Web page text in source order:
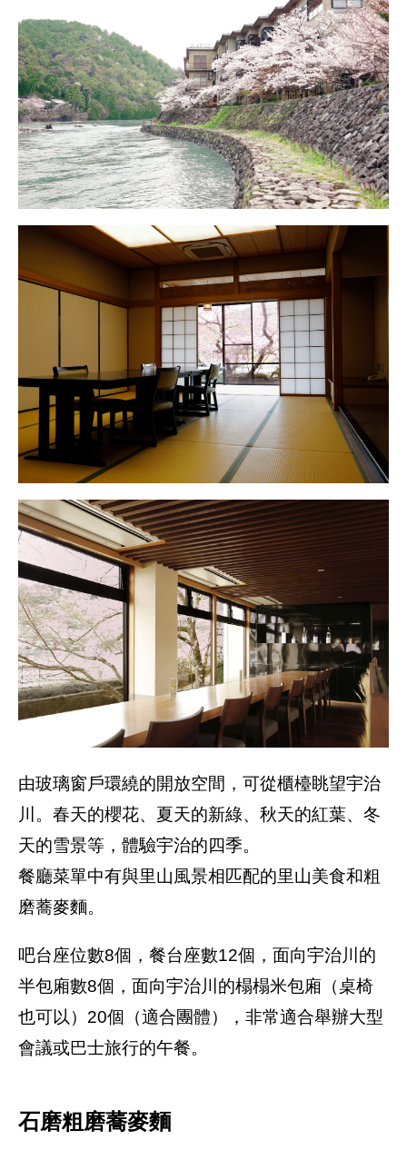
由玻璃窗戶環繞的開放空間，可從櫃檯眺望宇治
川。春天的櫻花、夏天的新綠、秋天的紅葉、冬
天的雪景等，體驗宇治的四季。
餐廳菜單中有與里山風景相匹配的里山美食和粗
磨蕎麥麵。
吧台座位數8個，餐台座數12個，面向宇治川的
半包廂數8個，面向宇治川的榻榻米包廂（桌椅
也可以）20個（適合團體），非常適合舉辦大型
會議或巴士旅行的午餐。
石磨粗磨蕎麥麵